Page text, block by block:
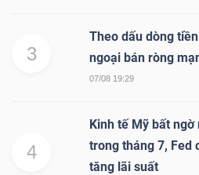
3
Theo dấu dòng
ngoại bán ròng
07/08 19:29
4
Kinh tế Mỹ bất
trong tháng 7, Fed
tăng lãi suất